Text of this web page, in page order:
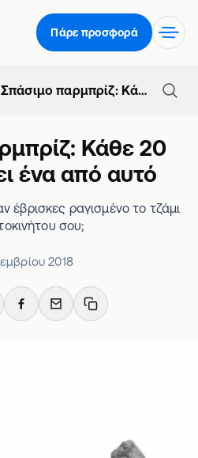
Πάρε προσφορά
Σπάσιμο παρμπρίζ: Κάθε 20 λεπτά σπάει ένα από αυτό
Κάθε 20
ένα από αυτό
έβρισκες ραγισμένο το τζάμι
σου;
2018
Facebook
Email Copy link